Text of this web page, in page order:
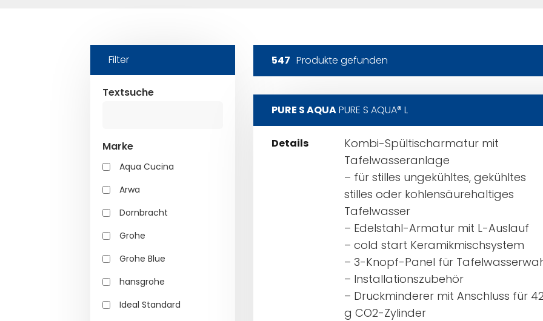
Filter
Textsuche
Marke
Aqua Cucina
Arwa
Dornbracht
Grohe
Grohe Blue
hansgrohe
Ideal Standard
547 Produkte gefunden
PURE S AQUAPURE S AQUA® L
Details
Kombi-Spültischarmatur mit
Tafelwasseranlage
– für stilles ungekühltes, gekühltes
stilles oder kohlensäurehaltiges
Tafelwasser
– Edelstahl-Armatur mit L-Auslauf
– cold start Keramikmischsystem
– 3-Knopf-Panel für
– Installationszubehör
– Druckminderer mit Anschluss für
g CO2-Zylinder